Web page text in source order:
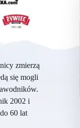
zmierzą
się mogli
2002 i
60 lat